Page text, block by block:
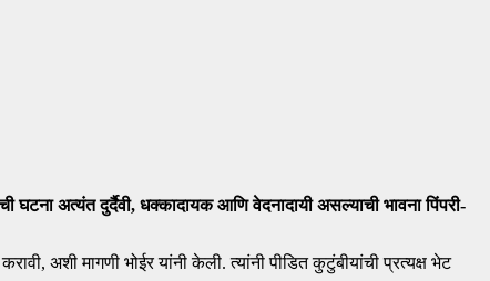
घटना अत्यंत दुर्दैवी, धक्कादायक आणि वेदनादायी असल्याची भावना पिंपरी-
अशी मागणी भोईर यांनी केली. त्यांनी पीडित कुटुंबीयांची प्रत्यक्ष भेट